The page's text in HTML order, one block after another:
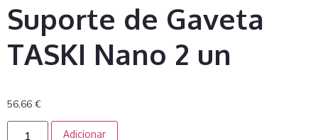
Suporte de Gaveta
TASKI Nano 2 un
56,66 €
Adicionar